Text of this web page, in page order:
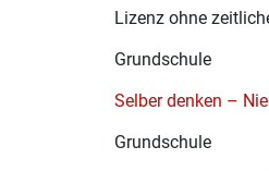
Lizenz ohne
Grundschule
Selber denken –
Grundschule